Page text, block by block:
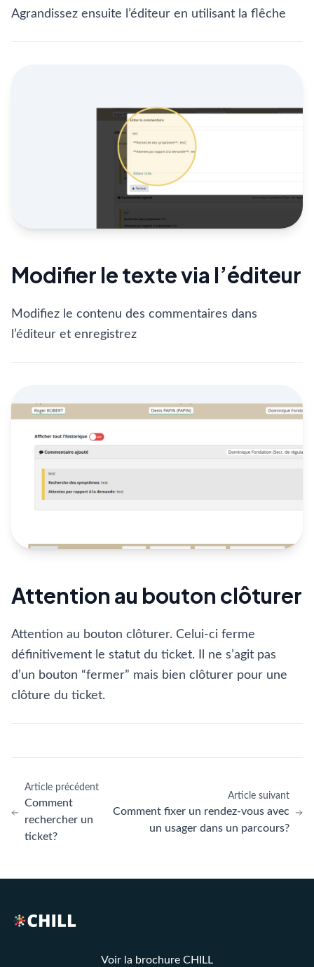
Agrandissez ensuite l’éditeur en utilisant la flêche
Modifier le texte via l’éditeur
Modifiez le contenu des commentaires dans
l’éditeur et enregistrez
Attention au bouton clôturer
Attention au bouton clôturer. Celui-ci ferme
définitivement le statut du ticket. Il ne s’agit pas
d’un bouton “fermer” mais bien clôturer pour une
clôture du ticket.
Article précédent
Comment
rechercher un
ticket?
Article suivant
Comment fixer un rendez-vous avec
un usager dans un parcours?
Voir la brochure CHILL